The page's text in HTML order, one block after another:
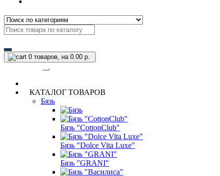
0 товаров, на 0.00 р.
КАТАЛОГ ТОВАРОВ
Бязь
Бязь "CottonClub"
Бязь "Dolce Vita Luxe"
Бязь "GRANI"